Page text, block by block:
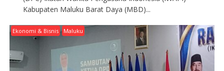
Kabupaten Maluku Barat Daya (MBD)...
Ekonomi & Bisnis Maluku